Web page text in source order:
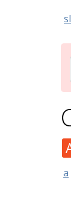
а